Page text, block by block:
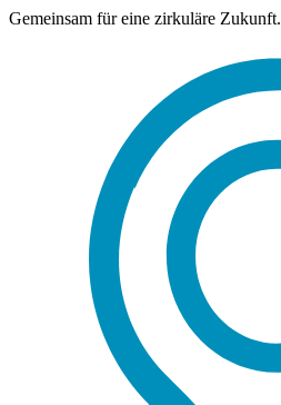
Gemeinsam für eine zirkuläre Zukunft.